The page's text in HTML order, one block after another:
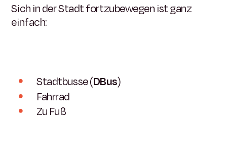
Sich in der Stadt fortzubewegen ist ganz
einfach:
Stadtbusse (DBus)
Fahrrad
Zu Fuß